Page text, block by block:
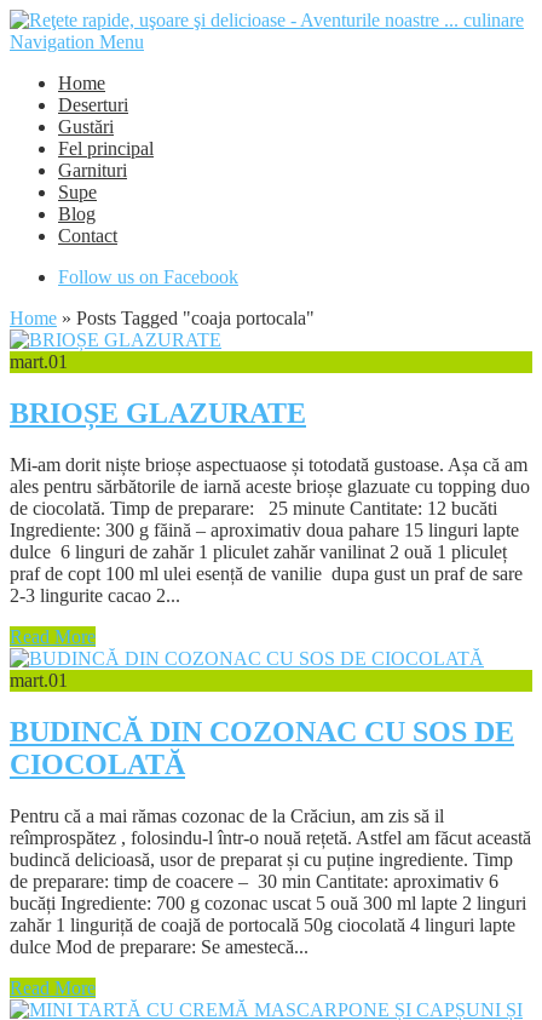
Navigation Menu
Home
Deserturi
Gustări
Fel principal
Garnituri
Supe
Blog
Contact
Follow us on Facebook
Home » Posts Tagged "coaja portocala"
mart.01
BRIOȘE GLAZURATE
Mi-am dorit niște brioșe aspectuaose și totodată gustoase. Așa că am
ales pentru sărbătorile de iarnă aceste brioșe glazuate cu topping duo
de ciocolată. Timp de preparare: 25 minute Cantitate: 12 bucăti
Ingrediente: 300 g făină – aproximativ doua pahare 15 linguri lapte
dulce 6 linguri de zahăr 1 pliculet zahăr vanilinat 2 ouă 1 pliculeț
praf de copt 100 ml ulei esență de vanilie dupa gust un praf de sare
2-3 lingurite cacao 2...
Read More
mart.01
BUDINCĂ DIN COZONAC CU SOS DE
CIOCOLATĂ
Pentru că a mai rămas cozonac de la Crăciun, am zis să il
reîmprospătez , folosindu-l într-o nouă rețetă. Astfel am făcut această
budincă delicioasă, usor de preparat și cu puține ingrediente. Timp
de preparare: timp de coacere – 30 min Cantitate: aproximativ 6
bucăți Ingrediente: 700 g cozonac uscat 5 ouă 300 ml lapte 2 linguri
zahăr 1 linguriță de coajă de portocală 50g ciocolată 4 linguri lapte
dulce Mod de preparare: Se amestecă...
Read More